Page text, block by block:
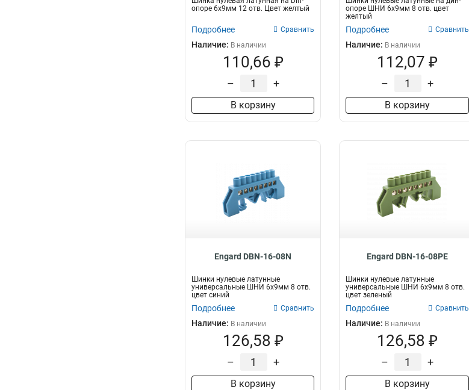
опоре 6х9мм 12 отв. Цвет желтый
Подробнее Сравнить
Наличие: В наличии
110,66 ₽
– +
В корзину
опоре ШНИ 6х9мм 8 отв. цвет
желтый
Подробнее Сравнить
Наличие: В наличии
112,07 ₽
– +
В корзину
Engard DBN-16-08N
Шинки нулевые латунные
универсальные ШНИ 6х9мм 8 отв.
цвет синий
Подробнее Сравнить
Наличие: В наличии
126,58 ₽
– +
В корзину
Engard DBN-16-08PE
Шинки нулевые латунные
универсальные ШНИ 6х9мм 8 отв.
цвет зеленый
Подробнее Сравнить
Наличие: В наличии
126,58 ₽
– +
В корзину